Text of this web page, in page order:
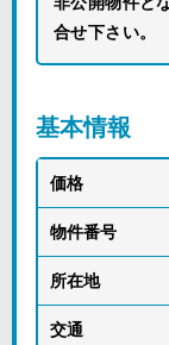
合せ下さい。
基本情報
価格
物件番号
所在地
交通